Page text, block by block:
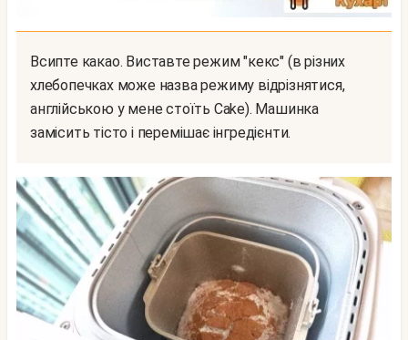
Всипте какао. Виставте режим "кекс" (в різних
хлебопечках може назва режиму відрізнятися,
англійською у мене стоїть Cake). Машинка
замісить тісто і перемішає інгредієнти.